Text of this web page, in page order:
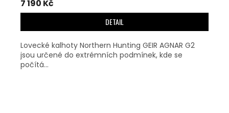
7 190 Kč
DETAIL
Lovecké kalhoty Northern Hunting GEIR AGNAR G2
jsou určené do extrémních podmínek, kde se
počítá...